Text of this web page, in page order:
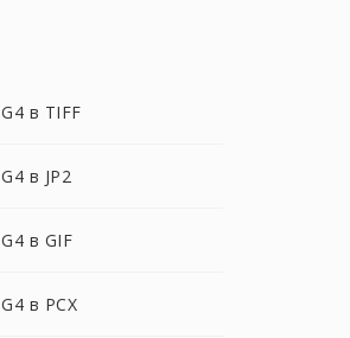
G4 в TIFF
G4 в JP2
G4 в GIF
G4 в PCX